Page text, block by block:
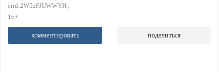
erid:2W5zFJUWWYH
16+
комментировать поделиться